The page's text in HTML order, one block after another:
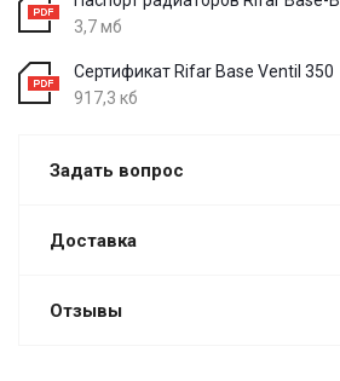
3,7 мб
Сертификат Rifar Base Ventil 350
917,3 кб
Задать вопрос
Доставка
Отзывы